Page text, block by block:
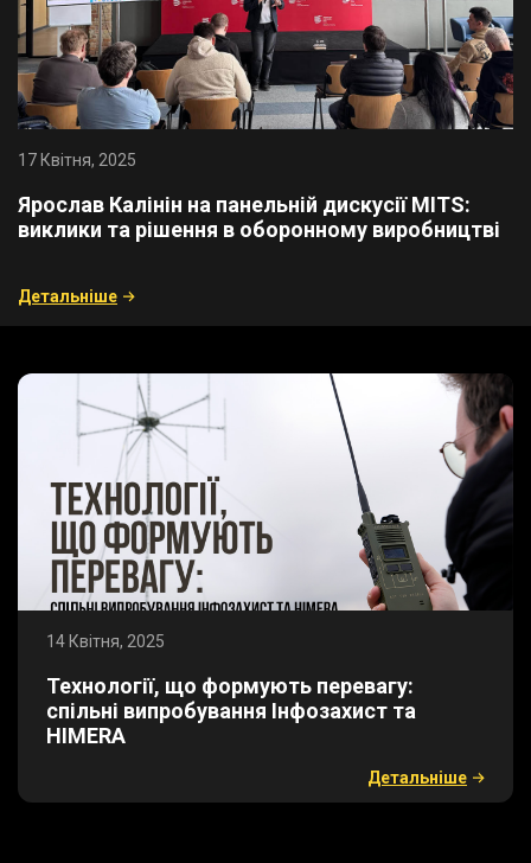
17 Квітня, 2025
​Ярослав Калінін на панельній дискусії MITS:
виклики та рішення в оборонному виробництві
Детальнiше
14 Квітня, 2025
​Технології, що формують перевагу:
спільні випробування Інфозахист та
HIMERA
Детальнiше